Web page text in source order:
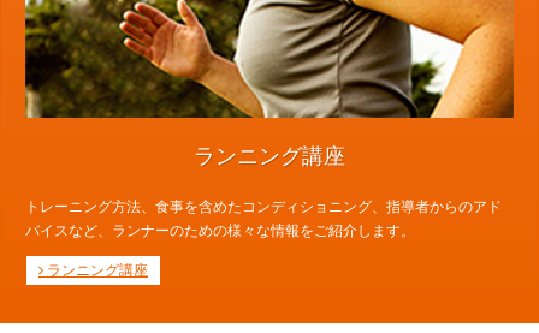
ランニング講座
トレーニング方法、食事を含めたコンディショニング、指導者からのアド
バイスなど、ランナーのための様々な情報をご紹介します。
ランニング講座